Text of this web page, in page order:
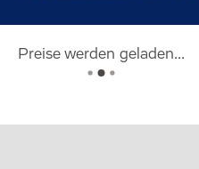
Preise werden geladen...